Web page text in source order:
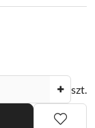
szt.